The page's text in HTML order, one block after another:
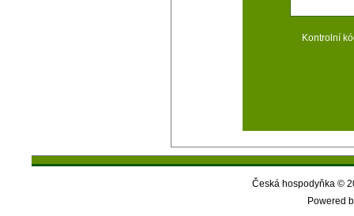
Kontrolní
Česká hospodyňka ©
Powered